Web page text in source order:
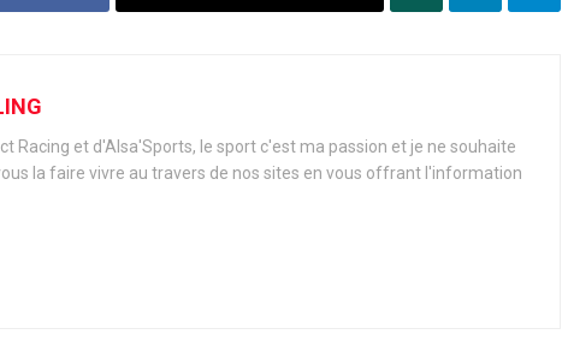
Racing et d'Alsa'Sports, le sport c'est ma passion et je ne souhaite
la faire vivre au travers de nos sites en vous offrant l'information